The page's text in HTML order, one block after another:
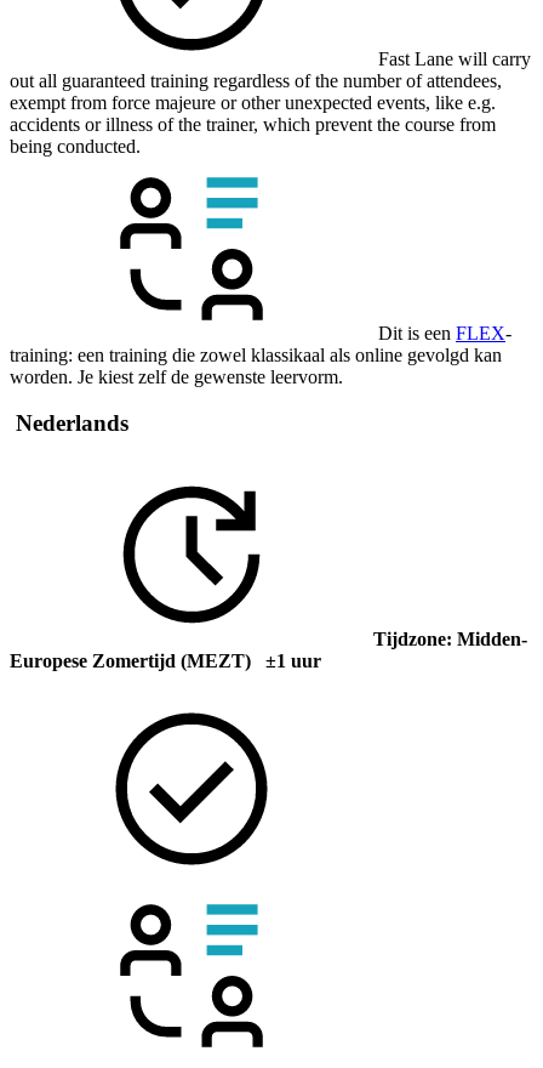
Fast Lane will carry
out all guaranteed training regardless of the number of attendees,
exempt from force majeure or other unexpected events, like e.g.
accidents or illness of the trainer, which prevent the course from
being conducted.
Dit is een FLEX-
training: een training die zowel klassikaal als online gevolgd kan
worden. Je kiest zelf de gewenste leervorm.
Nederlands
Tijdzone: Midden-
Europese Zomertijd (MEZT) ±1 uur